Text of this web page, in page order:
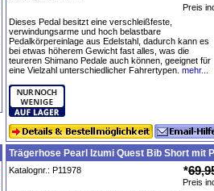
Preis
Dieses Pedal besitzt eine verschleißfeste,
verwindungsarme und hoch belastbare
Pedalkörpereinlage aus Edelstahl, dadurch kann es
bei etwas höherem Gewicht fast alles, was die
teureren Shimano Pedale auch können, geeignet für
eine Vielzahl unterschiedlicher Fahrertypen. mehr...
Trägerhose Pearl Izumi Quest Bib Short mit
Katalognr.: P11978 *
Preis